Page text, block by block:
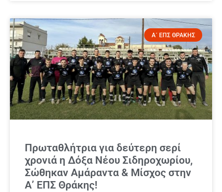
Α΄ ΕΠΣ ΘΡΑΚΗΣ
Πρωταθλήτρια για δεύτερη σερί
χρονιά η Δόξα Νέου Σιδηροχωρίου,
Σώθηκαν Αμάραντα & Μίσχος στην
Α’ ΕΠΣ Θράκης!